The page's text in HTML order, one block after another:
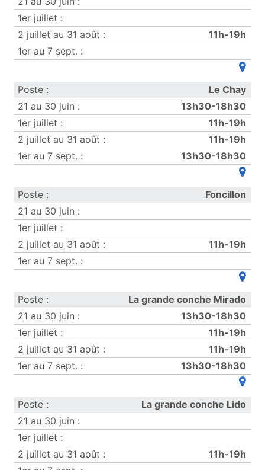
11h-19h
Le Chay
13h30-18h30
11h-19h
11h-19h
13h30-18h30
Foncillon
11h-19h
La grande conche Mirado
13h30-18h30
11h-19h
11h-19h
13h30-18h30
La grande conche Lido
11h-19h